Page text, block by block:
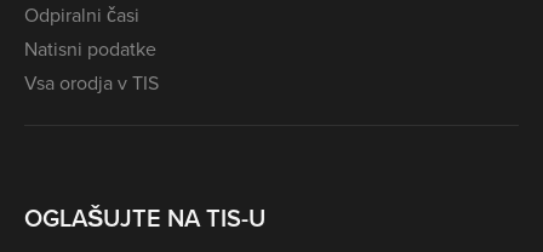
Odpiralni časi
Natisni podatke
Vsa orodja v TIS
OGLAŠUJTE NA TIS-U